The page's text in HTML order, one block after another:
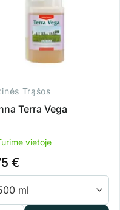
Trąšos
Terra Vega
vietoje
€